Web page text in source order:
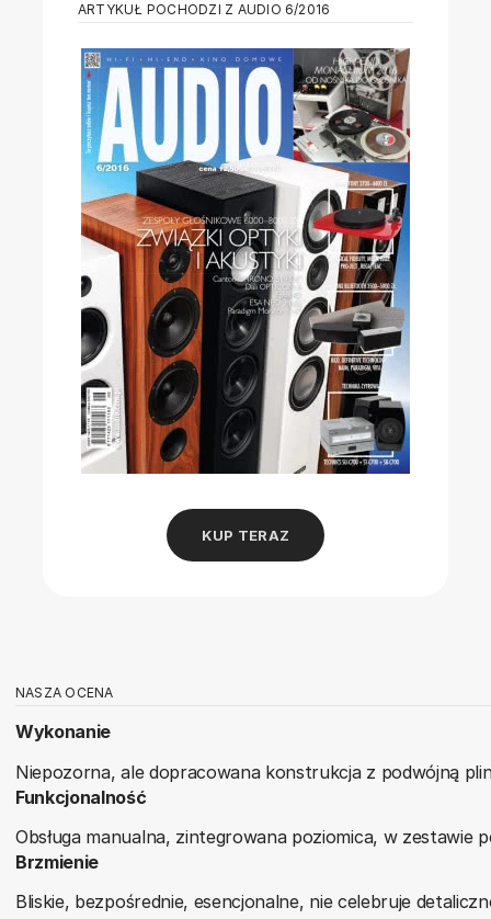
ARTYKUŁ POCHODZI Z AUDIO 6/2016
KUP TERAZ
NASZA OCENA
Wykonanie
Niepozorna, ale dopracowana konstrukcja z podwójną
Funkcjonalność
Obsługa manualna, zintegrowana poziomica, w zestawie
Brzmienie
Bliskie, bezpośrednie, esencjonalne, nie celebruje